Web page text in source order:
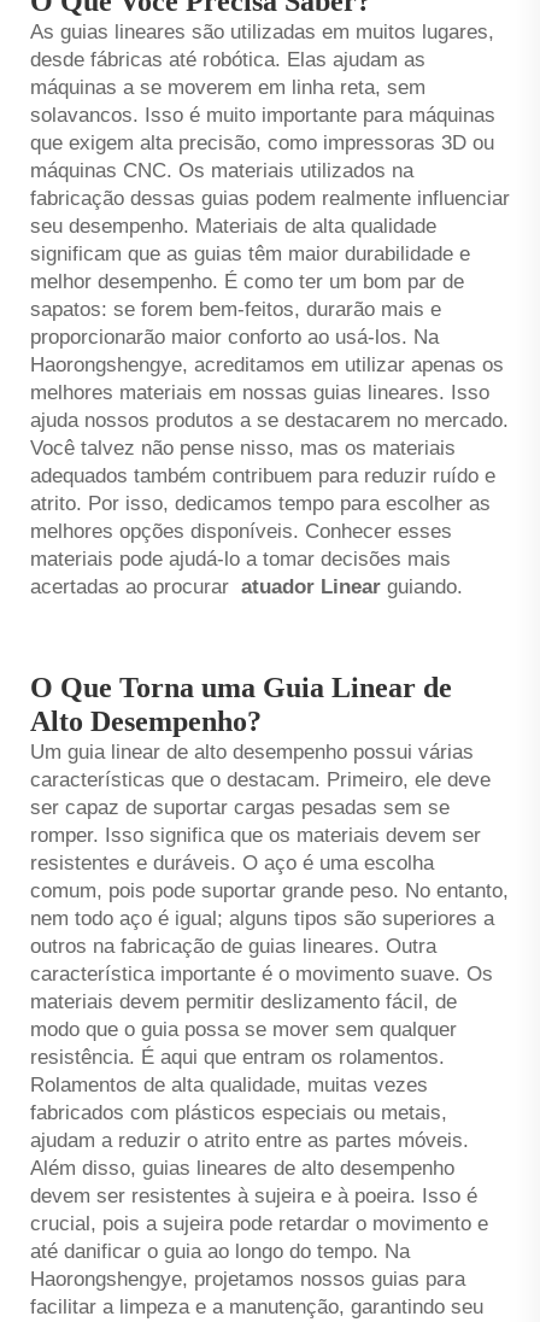
As guias lineares são utilizadas em muitos lugares,
desde fábricas até robótica. Elas ajudam as
máquinas a se moverem em linha reta, sem
solavancos. Isso é muito importante para máquinas
que exigem alta precisão, como impressoras 3D ou
máquinas CNC. Os materiais utilizados na
fabricação dessas guias podem realmente influenciar
seu desempenho. Materiais de alta qualidade
significam que as guias têm maior durabilidade e
melhor desempenho. É como ter um bom par de
sapatos: se forem bem-feitos, durarão mais e
proporcionarão maior conforto ao usá-los. Na
Haorongshengye, acreditamos em utilizar apenas os
melhores materiais em nossas guias lineares. Isso
ajuda nossos produtos a se destacarem no mercado.
Você talvez não pense nisso, mas os materiais
adequados também contribuem para reduzir ruído e
atrito. Por isso, dedicamos tempo para escolher as
melhores opções disponíveis. Conhecer esses
materiais pode ajudá-lo a tomar decisões mais
acertadas ao procurar atuador Linear guiando.
O Que Torna uma Guia Linear de
Alto Desempenho?
Um guia linear de alto desempenho possui várias
características que o destacam. Primeiro, ele deve
ser capaz de suportar cargas pesadas sem se
romper. Isso significa que os materiais devem ser
resistentes e duráveis. O aço é uma escolha
comum, pois pode suportar grande peso. No entanto,
nem todo aço é igual; alguns tipos são superiores a
outros na fabricação de guias lineares. Outra
característica importante é o movimento suave. Os
materiais devem permitir deslizamento fácil, de
modo que o guia possa se mover sem qualquer
resistência. É aqui que entram os rolamentos.
Rolamentos de alta qualidade, muitas vezes
fabricados com plásticos especiais ou metais,
ajudam a reduzir o atrito entre as partes móveis.
Além disso, guias lineares de alto desempenho
devem ser resistentes à sujeira e à poeira. Isso é
crucial, pois a sujeira pode retardar o movimento e
até danificar o guia ao longo do tempo. Na
Haorongshengye, projetamos nossos guias para
facilitar a limpeza e a manutenção, garantindo seu